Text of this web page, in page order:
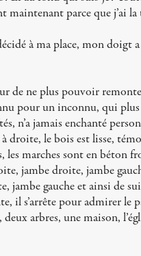
maintenant parce que j’ai
à ma place, mon doigt
de ne plus pouvoir
pour un inconnu, qui plus
n’a jamais enchanté
droite, le bois est lisse,
les marches sont en béton
jambe droite, jambe
jambe gauche et ainsi de
il s’arrête pour admirer le
deux arbres, une maison,